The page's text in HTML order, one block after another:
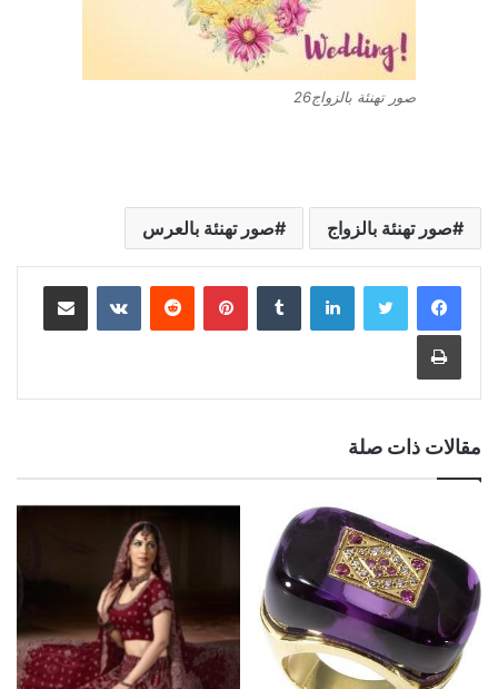
صور تهنئة بالزواج26
صور تهنئة بالزواج صور تهنئة بالعرس
لينكدإن بينتيريست مشاركة عبر البريد
طباعة
مقالات ذات صلة